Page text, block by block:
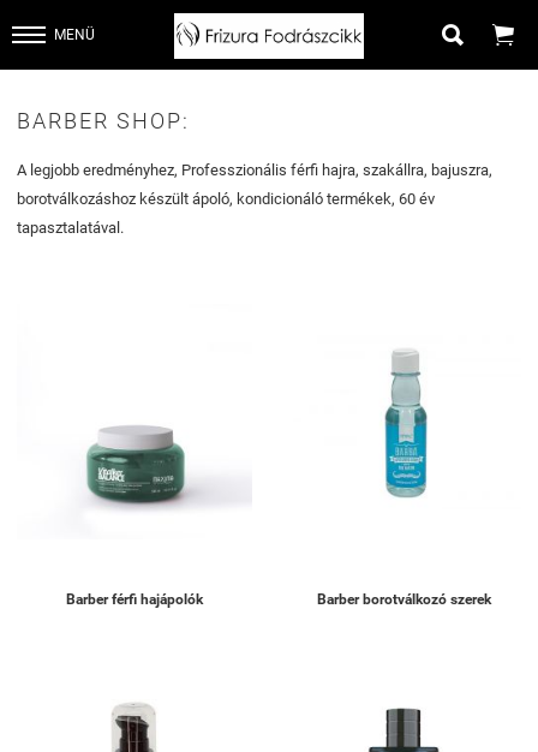
MENÜ  
BARBER SHOP:
A legjobb eredményhez, Professzionális férfi hajra, szakállra, bajuszra,
borotválkozáshoz készült ápoló, kondicionáló termékek, 60 év
tapasztalatával.
Barber férfi hajápolók Barber borotválkozó szerek